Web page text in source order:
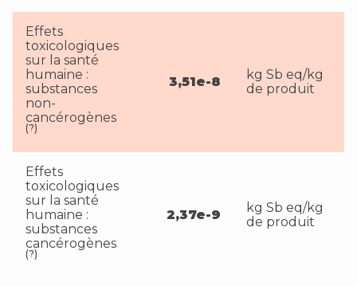
Effets
toxicologiques
sur la santé
humaine :
substances
non-
cancérogènes
(?)
3,51e-8
kg Sb eq/kg
de produit
Effets
toxicologiques
sur la santé
humaine :
substances
cancérogènes
(?)
2,37e-9
kg Sb eq/kg
de produit